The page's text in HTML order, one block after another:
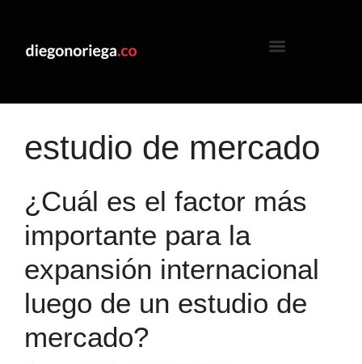
estudio de mercado
¿Cuál es el factor más
importante para la
expansión internacional
luego de un estudio de
mercado?